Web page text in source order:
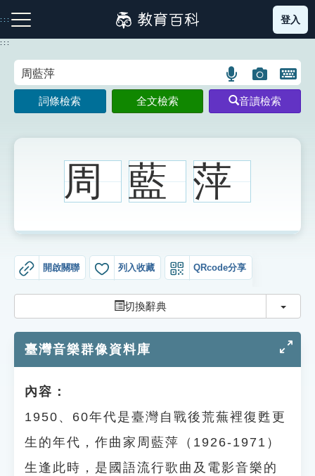
到
主
:::
注音索引圖示 筆畫索引圖示 部首索引表圖示
生字詞彙表
知識索引
遊戲專區
登入
:::
語
言
搜
示
圖
片
搜
開
鍵
圖
詞條檢索 全文檢索 音讀檢索
周 藍 萍
開啟關聯 列入收藏 QRcode分享
切換辭典 切換
臺灣音樂群像資料庫
內容：
1950、60年代是臺灣自戰後荒蕪裡復甦更
生的年代，作曲家周藍萍（1926-1971）
生逢此時，是國語流行歌曲及電影音樂的